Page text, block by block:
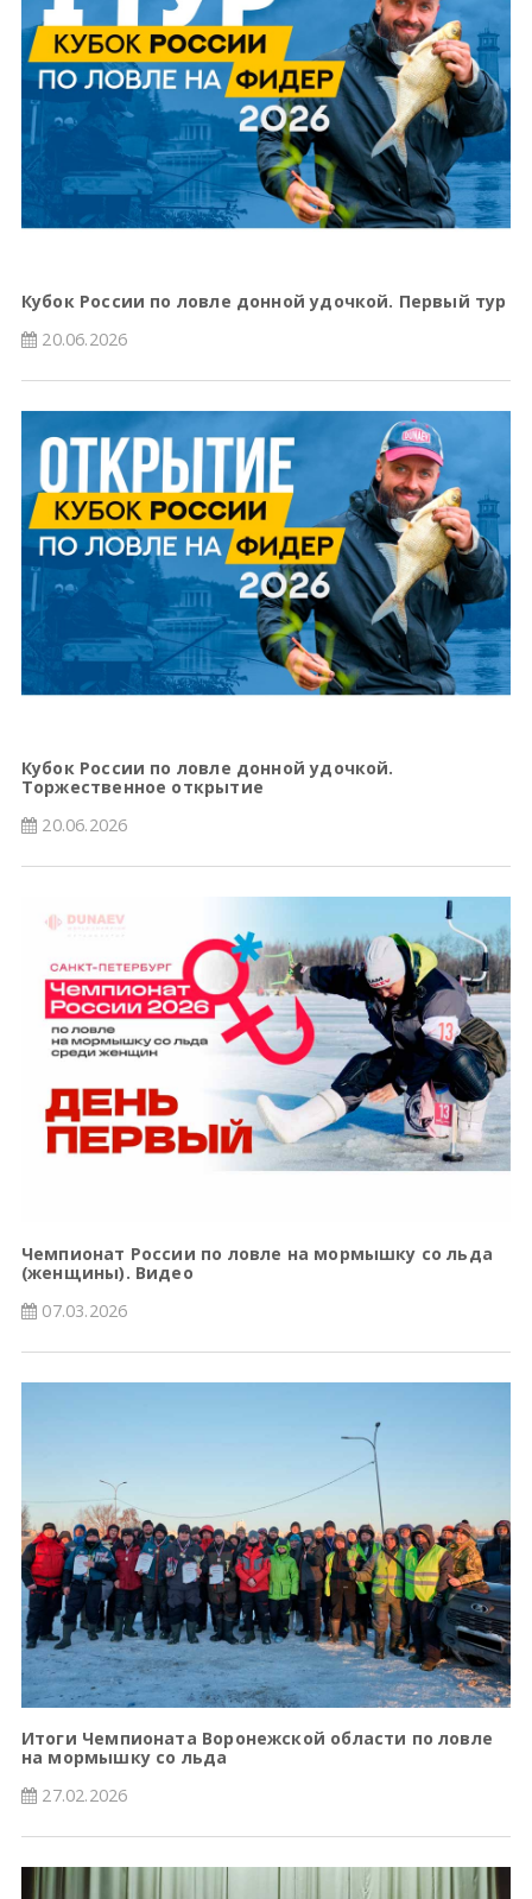
Кубок России по ловле донной удочкой. Первый тур
20.06.2026
Кубок России по ловле донной удочкой.
Торжественное открытие
20.06.2026
Чемпионат России по ловле на мормышку со льда
(женщины). Видео
07.03.2026
Итоги Чемпионата Воронежской области по ловле
на мормышку со льда
27.02.2026